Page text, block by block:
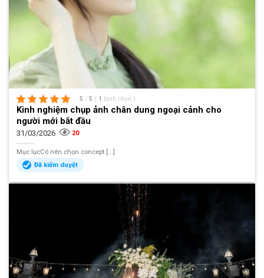
5 / 5 ( 1 bình chọn )
Kinh nghiệm chụp ảnh chân dung ngoại cảnh cho
người mới bắt đầu
31/03/2026 20
Mục lụcCó nên chọn concept [...]
Đã kiểm duyệt